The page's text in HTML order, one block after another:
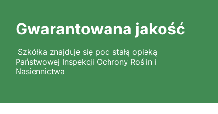
Gwarantowana jakość
Szkółka znajduje się pod stałą opieką
Państwowej Inspekcji Ochrony Roślin i
Nasiennictwa